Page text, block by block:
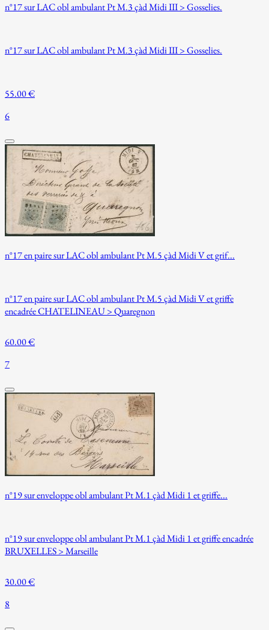
n°17 sur LAC obl ambulant Pt M.3 çàd Midi III > Gosselies.
n°17 sur LAC obl ambulant Pt M.3 çàd Midi III > Gosselies.
55.00 €
6
n°17 en paire sur LAC obl ambulant Pt M.5 çàd Midi V et grif...
n°17 en paire sur LAC obl ambulant Pt M.5 çàd Midi V et griffe
encadrée CHATELINEAU > Quaregnon
60.00 €
7
n°19 sur enveloppe obl ambulant Pt M.1 çàd Midi 1 et griffe...
n°19 sur enveloppe obl ambulant Pt M.1 çàd Midi 1 et griffe encadrée
BRUXELLES > Marseille
30.00 €
8